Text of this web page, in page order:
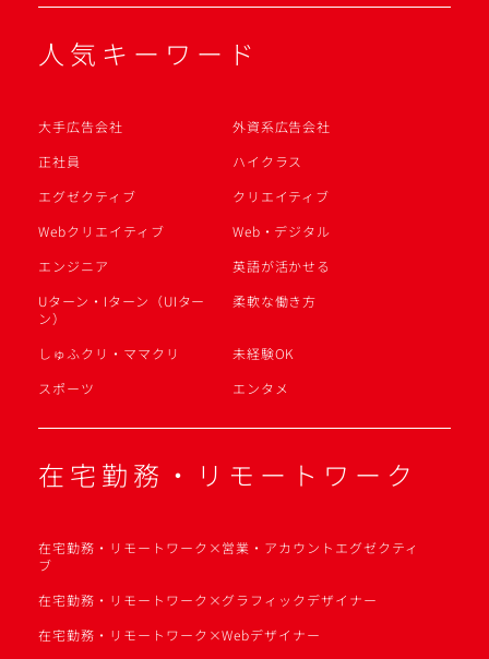
人気キーワード
大手広告会社
外資系広告会社
正社員
ハイクラス
エグゼクティブ
クリエイティブ
Webクリエイティブ
Web・デジタル
エンジニア
英語が活かせる
Uターン・Iターン（UIター
ン）
柔軟な働き方
しゅふクリ・ママクリ
未経験OK
スポーツ
エンタメ
在宅勤務・リモートワーク
在宅勤務・リモートワーク×営業・アカウントエグゼクティ
ブ
在宅勤務・リモートワーク×グラフィックデザイナー
在宅勤務・リモートワーク×Webデザイナー